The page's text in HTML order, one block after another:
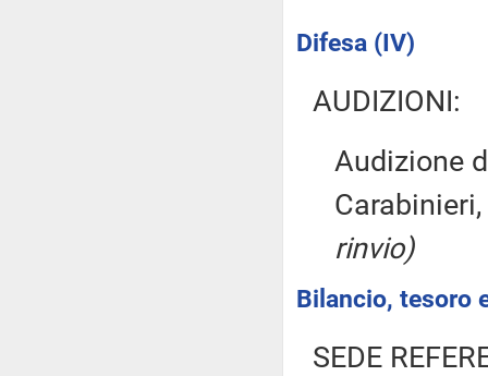
Difesa (IV)
AUDIZIONI:
Audizione
rinvio)
Bilancio, tesoro
SEDE